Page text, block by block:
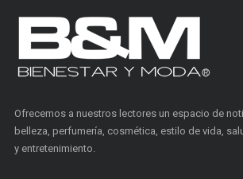
Ofrecemos a nuestros lectores un espacio de
belleza, perfumería, cosmética, estilo de vida,
y entretenimiento.